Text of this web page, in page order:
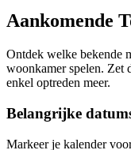
Aankomende
Ontdek welke bekende
woonkamer spelen. Zet
enkel optreden meer.
Belangrijke
Markeer je kalender